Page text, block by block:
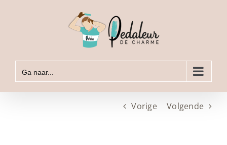
Ga naar...
Vorige Volgende